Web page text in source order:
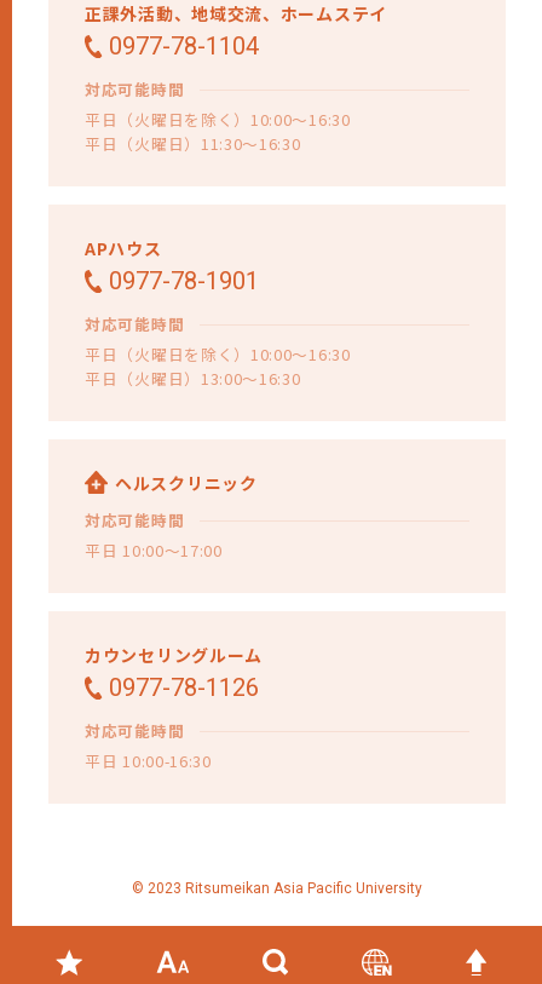
正課外活動、地域交流、 ホームステイ
0977-78-1104
対応可能時間
平日（火曜日を除く）10:00～16:30
平日（火曜日）11:30～16:30
APハウス
0977-78-1901
対応可能時間
平日（火曜日を除く）10:00～16:30
平日（火曜日）13:00～16:30
ヘルスクリニック
対応可能時間
平日 10:00～17:00
カウンセリングルーム
0977-78-1126
対応可能時間
平日 10:00-16:30
© 2023 Ritsumeikan Asia Pacific University